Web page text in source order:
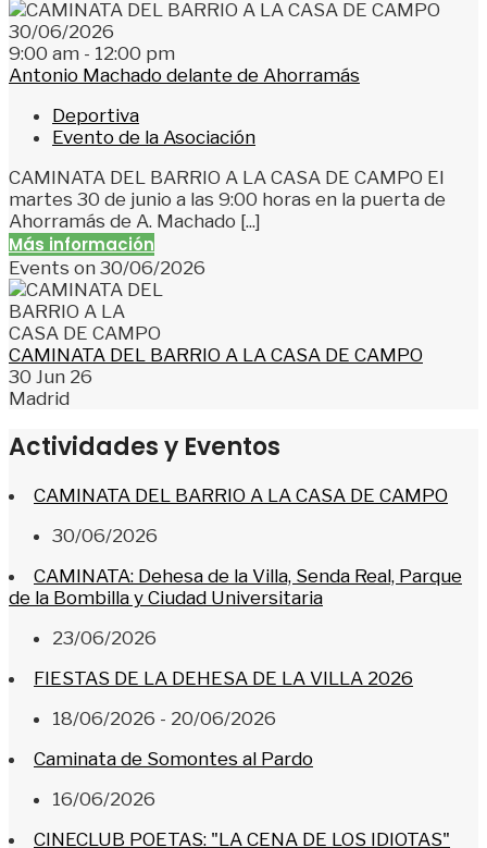
30/06/2026
9:00 am - 12:00 pm
Antonio Machado delante de Ahorramás
Deportiva
Evento de la Asociación
CAMINATA DEL BARRIO A LA CASA DE CAMPO El
martes 30 de junio a las 9:00 horas en la puerta de
Ahorramás de A. Machado [...]
Más información
Events on 30/06/2026
CAMINATA DEL BARRIO A LA CASA DE CAMPO
30 Jun 26
Madrid
Actividades y Eventos
CAMINATA DEL BARRIO A LA CASA DE CAMPO
30/06/2026
CAMINATA: Dehesa de la Villa, Senda Real, Parque
de la Bombilla y Ciudad Universitaria
23/06/2026
FIESTAS DE LA DEHESA DE LA VILLA 2026
18/06/2026 - 20/06/2026
Caminata de Somontes al Pardo
16/06/2026
CINECLUB POETAS: "LA CENA DE LOS IDIOTAS"